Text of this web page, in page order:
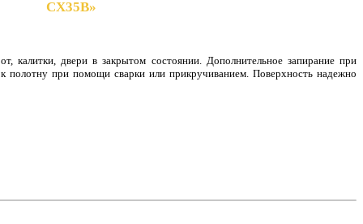
CX35B»
калитки, двери в закрытом состоянии. Дополнительное запирание при
полотну при помощи сварки или прикручиванием. Поверхность надежно